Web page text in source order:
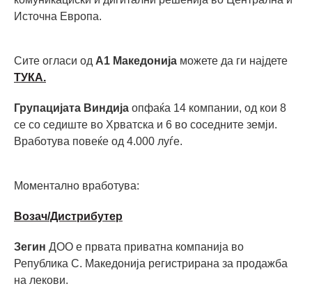
Источна Европа.
Сите огласи од А1 Македонија можете да ги најдете
ТУКА.
Групацијата Виндија опфаќа 14 компании, од кои 8
се со седиште во Хрватска и 6 во соседните земји.
Вработува повеќе од 4.000 луѓе.
Моментално вработува:
Возач/Дистрибутер
Зегин ДОО е првата приватна компанија во
Република С. Македонија регистрирана за продажба
на лекови.